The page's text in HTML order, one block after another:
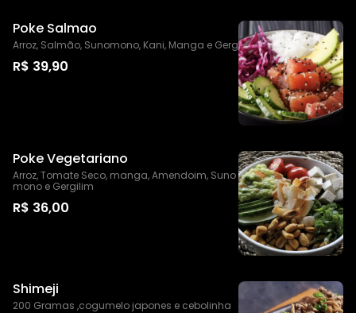
Poke Salmao
Arroz, Salmão, Sunomono, Kani, Manga e Gerg
R$ 39,90
Poke Vegetariano
Arroz, Tomate Seco, manga, Amendoim, Suno
mono e Gergilim
R$ 36,00
Shimeji
200 Gramas ,cogumelo japones e cebolinha